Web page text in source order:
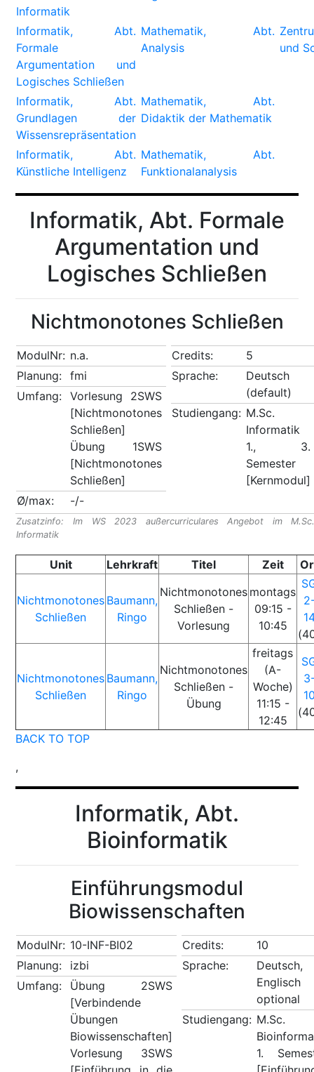
Informatik
Informatik, Abt.
Formale
Argumentation und
Logisches Schließen
Mathematik, Abt.
Analysis
und
Informatik, Abt.
Grundlagen der
Wissensrepräsentation
Mathematik, Abt.
Didaktik der Mathematik
Informatik, Abt.
Künstliche Intelligenz
Mathematik, Abt.
Funktionalanalysis
Informatik, Abt. Formale
Argumentation und
Logisches Schließen
Nichtmonotones Schließen
ModulNr: n.a.
Planung:
fmi
Umfang:
Vorlesung 2SWS
[Nichtmonotones
Schließen]
Übung 1SWS
[Nichtmonotones
Schließen]
Ø/max:
-/-
Credits:
5
Sprache:
Deutsch
(default)
Studiengang: M.Sc.
Informatik
1., 3.
Semester
[Kernmodul]
Zusatzinfo: Im WS 2023 außercurriculares Angebot im
Informatik
Unit Lehrkraft Titel Zeit
Nichtmonotones
Schließen
Baumann,
Ringo
Nichtmonotones
Schließen -
Vorlesung
montags
09:15 -
10:45
Nichtmonotones
Schließen
Baumann,
Ringo
Nichtmonotones
Schließen -
Übung
freitags
(A-
Woche)
11:15 -
12:45
BACK TO TOP
,
Informatik, Abt.
Bioinformatik
Einführungsmodul
Biowissenschaften
ModulNr: 10-INF-BI02
Planung:
izbi
Umfang:
Übung 2SWS
[Verbindende
Übungen
Biowissenschaften]
Vorlesung 3SWS
Credits:
10
Sprache:
Deutsch,
Englisch
optional
Studiengang: M.Sc.
1.